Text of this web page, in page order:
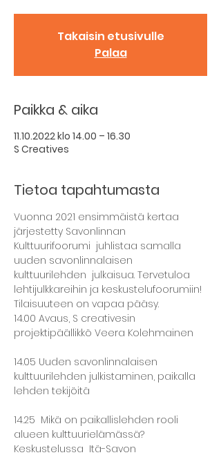
Takaisin etusivulle
Palaa
Paikka & aika
11.10.2022 klo 14.00 – 16.30
S Creatives
Tietoa tapahtumasta
Vuonna 2021 ensimmäistä kertaa
järjestetty Savonlinnan
Kulttuurifoorumi  juhlistaa samalla
uuden savonlinnalaisen
kulttuurilehden  julkaisua. Tervetuloa
lehtijulkkareihin ja keskustelufoorumiin!
Tilaisuuteen on vapaa pääsy.
14.00 Avaus, S creativesin
projektipäällikkö Veera Kolehmainen
14.05 Uuden savonlinnalaisen
kulttuurilehden julkistaminen, paikalla
lehden tekijöitä
14.25  Mikä on paikallislehden rooli
alueen kulttuurielämässä?
Keskustelussa  Itä-Savon